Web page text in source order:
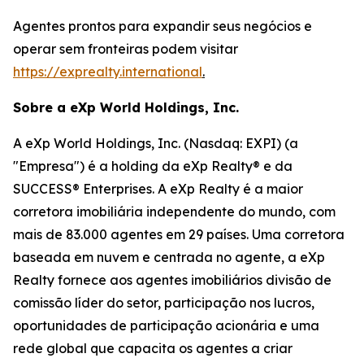
Agentes prontos para expandir seus negócios e
operar sem fronteiras podem visitar
https://exprealty.international.
Sobre a eXp World Holdings, Inc.
A eXp World Holdings, Inc. (Nasdaq: EXPI) (a
"Empresa") é a holding da eXp Realty® e da
SUCCESS® Enterprises. A eXp Realty é a maior
corretora imobiliária independente do mundo, com
mais de 83.000 agentes em 29 países. Uma corretora
baseada em nuvem e centrada no agente, a eXp
Realty fornece aos agentes imobiliários divisão de
comissão líder do setor, participação nos lucros,
oportunidades de participação acionária e uma
rede global que capacita os agentes a criar